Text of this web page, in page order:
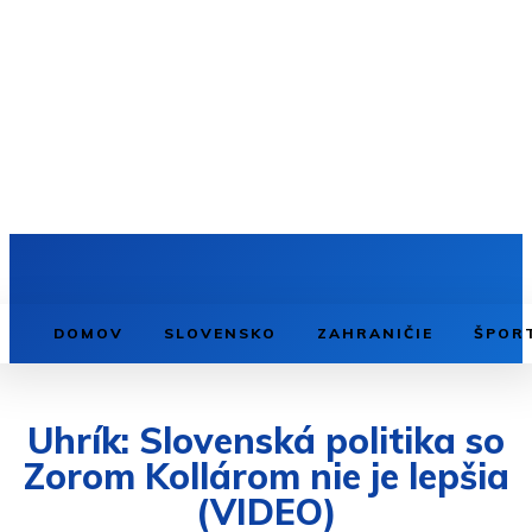
DOMOV SLOVENSKO ZAHRANIČIE
Uhrík: Slovenská politika so
Zorom Kollárom nie je lepšia
(VIDEO)